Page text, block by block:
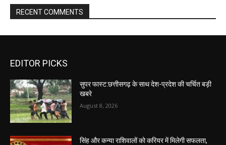
RECENT COMMENTS
EDITOR PICKS
सुपर फास्ट:छत्तीसगढ़ के साथ देश-प्रदेश की चर्चित बड़ी
खबरे
August 8, 2026
सिंह और कन्या राशिवालों को करियर में मिलेगी सफलता,